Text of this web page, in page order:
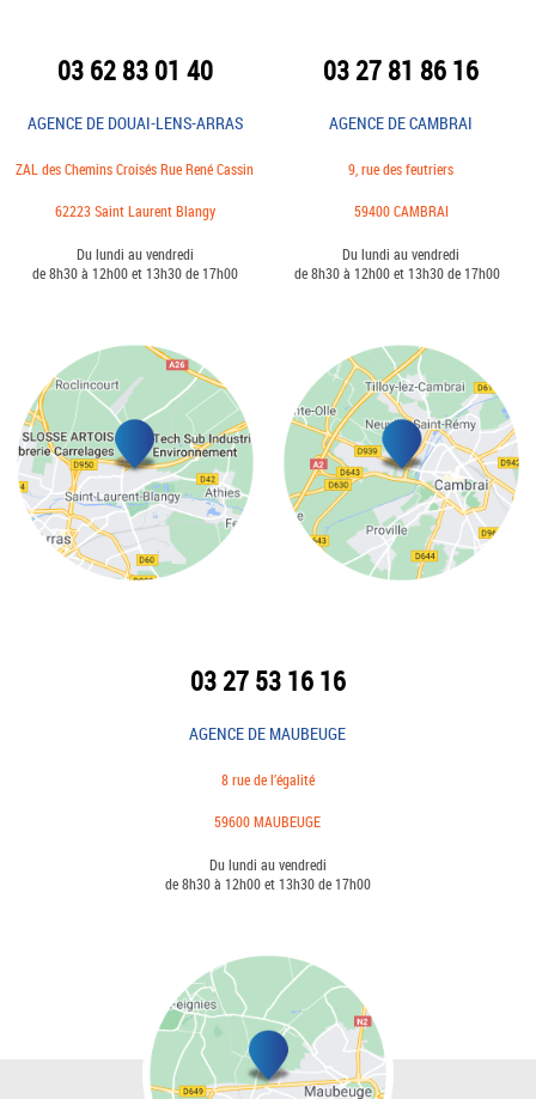
03 62 83 01 40
AGENCE DE DOUAI-LENS-ARRAS
ZAL des Chemins Croisés Rue René Cassin
62223 Saint Laurent Blangy
Du lundi au vendredi
de 8h30 à 12h00 et 13h30 de 17h00
03 27 81 86 16
AGENCE DE CAMBRAI
9, rue des feutriers
59400 CAMBRAI
Du lundi au vendredi
de 8h30 à 12h00 et 13h30 de 17h00
03 27 53 16 16
AGENCE DE MAUBEUGE
8 rue de l’égalité
59600 MAUBEUGE
Du lundi au vendredi
de 8h30 à 12h00 et 13h30 de 17h00